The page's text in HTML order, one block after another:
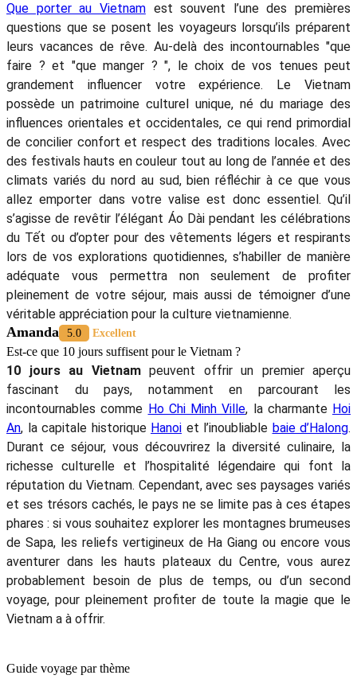
Que porter au Vietnamest souvent l’une des premières
questions que se posent les voyageurs lorsqu’ils préparent
leurs vacances de rêve. Au-delà des incontournables "que
faire ? et "que manger ? ", le choix de vos tenues peut
grandement influencer votre expérience. Le Vietnam
possède un patrimoine culturel unique, né du mariage des
influences orientales et occidentales, ce qui rend primordial
de concilier confort et respect des traditions locales. Avec
des festivals hauts en couleur tout au long de l’année et des
climats variés du nord au sud, bien réfléchir à ce que vous
allez emporter dans votre valise est donc essentiel. Qu’il
s’agisse de revêtir l’élégant Áo Dài pendant les célébrations
du Tết ou d’opter pour des vêtements légers et respirants
lors de vos explorations quotidiennes, s’habiller de manière
adéquate vous permettra non seulement de profiter
pleinement de votre séjour, mais aussi de témoigner d’une
véritable appréciation pour la culture vietnamienne.
Amanda 5.0 Excellent
Est-ce que 10 jours suffisent pour le Vietnam ?
10 jours au Vietnampeuvent offrir un premier aperçu
fascinant du pays, notamment en parcourant les
incontournables comme Ho Chi Minh Ville, la charmante Hoi
An, la capitale historique Hanoi et l’inoubliable baie d’Halong.
Durant ce séjour, vous découvrirez la diversité culinaire, la
richesse culturelle et l’hospitalité légendaire qui font la
réputation du Vietnam. Cependant, avec ses paysages variés
et ses trésors cachés, le pays ne se limite pas à ces étapes
phares : si vous souhaitez explorer les montagnes brumeuses
de Sapa, les reliefs vertigineux de Ha Giang ou encore vous
aventurer dans les hauts plateaux du Centre, vous aurez
probablement besoin de plus de temps, ou d’un second
voyage, pour pleinement profiter de toute la magie que le
Vietnam a à offrir.
Guide voyage par thème